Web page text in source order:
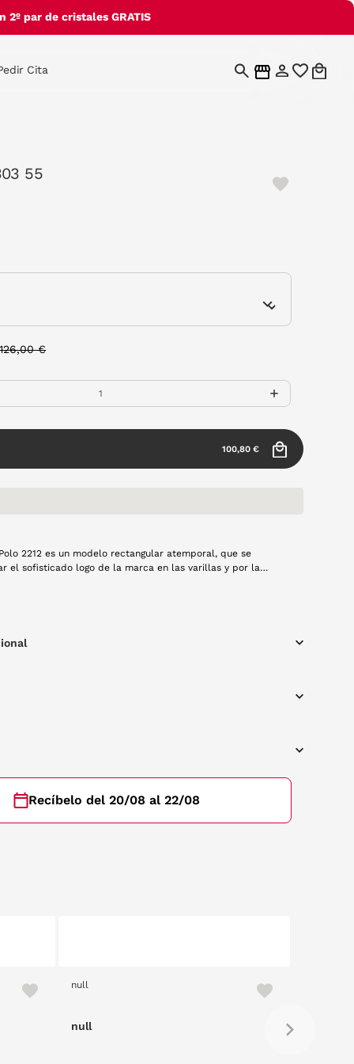
par de cristales GRATIS
Cita
55
126,00 €
100,80 €
2212 es un modelo rectangular atemporal, que se
el sofisticado logo de la marca en las varillas y por la
colores azul. Sin duda le aportará estilo y personalidad a
Recíbelo del 20/08 al 22/08
null
null